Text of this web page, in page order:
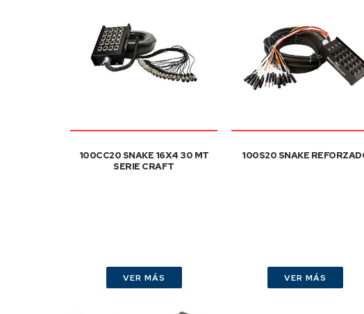
100CC20 SNAKE 16X4 30 MT
SERIE CRAFT
VER MÁS
100S20 SNAKE
VER MÁS